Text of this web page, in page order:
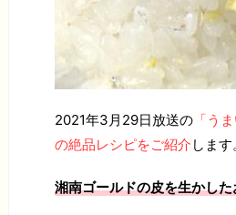
2021年3月29日放送の 「う
の絶品レシピをご紹介 します
湘南ゴールドの皮を生かし